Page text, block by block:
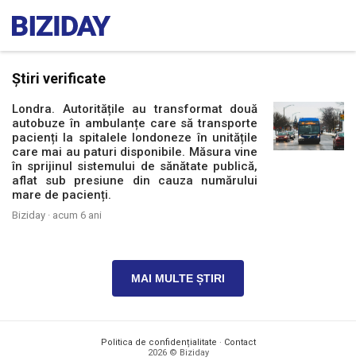
Știri verificate
Londra. Autoritățile au transformat două
autobuze în ambulanțe care să transporte
pacienți la spitalele londoneze în unitățile
care mai au paturi disponibile. Măsura vine
în sprijinul sistemului de sănătate publică,
aflat sub presiune din cauza numărului
mare de pacienți.
Biziday · acum 6 ani
MAI MULTE ȘTIRI
Politica de confidențialitate · Contact
2026 © Biziday